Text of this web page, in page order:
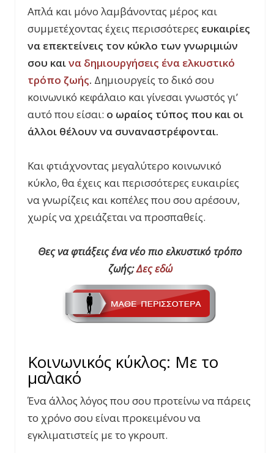
Απλά και μόνο λαμβάνοντας μέρος και
συμμετέχοντας έχεις περισσότερες ευκαιρίες
να επεκτείνεις τον κύκλο των γνωριμιών
σου καινα δημιουργήσεις ένα ελκυστικό
τρόπο ζωής. Δημιουργείς το δικό σου
κοινωνικό κεφάλαιο και γίνεσαι γνωστός γι’
αυτό που είσαι: ο ωραίος τύπος που και οι
άλλοι θέλουν να συναναστρέφονται.
Και φτιάχνοντας μεγαλύτερο κοινωνικό
κύκλο, θα έχεις και περισσότερες ευκαιρίες
να γνωρίζεις και κοπέλες που σου αρέσουν,
χωρίς να χρειάζεται να προσπαθείς.
Θες να φτιάξεις ένα νέο πιο ελκυστικό τρόπο
ζωής;Δες εδώ
Κοινωνικός κύκλος: Με το
μαλακό
Ένα άλλος λόγος που σου προτείνω να πάρεις
το χρόνο σου είναι προκειμένου να
εγκλιματιστείς με το γκρουπ.